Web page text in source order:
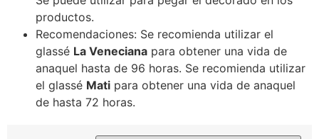
productos.
Recomendaciones: Se recomienda utilizar el
glassé La Veneciana para obtener una vida de
anaquel hasta de 96 horas. Se recomienda utilizar
el glassé Mati para obtener una vida de anaquel
de hasta 72 horas.